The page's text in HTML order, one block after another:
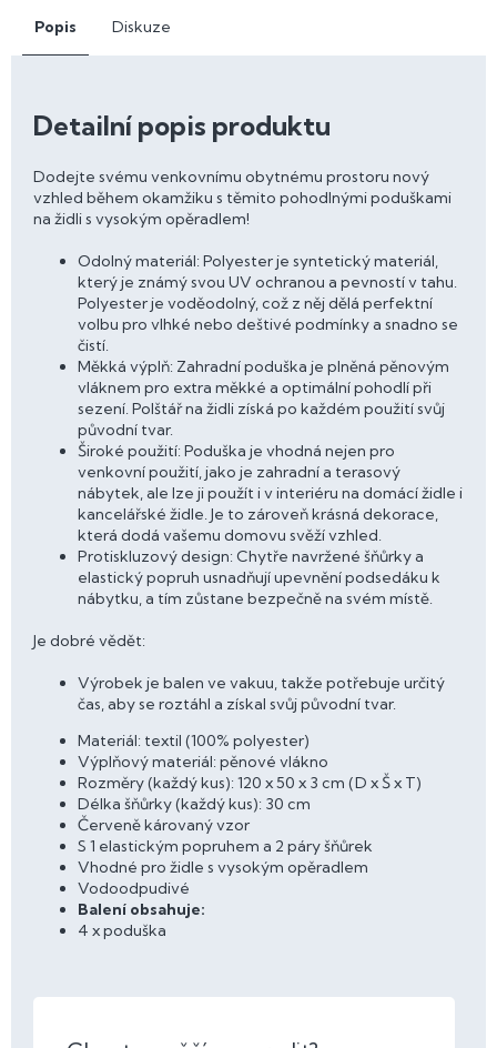
Popis Diskuze
Detailní popis produktu
Dodejte svému venkovnímu obytnému prostoru nový
vzhled během okamžiku s těmito pohodlnými poduškami
na židli s vysokým opěradlem!
Odolný materiál: Polyester je syntetický materiál,
který je známý svou UV ochranou a pevností v tahu.
Polyester je voděodolný, což z něj dělá perfektní
volbu pro vlhké nebo deštivé podmínky a snadno se
čistí.
Měkká výplň: Zahradní poduška je plněná pěnovým
vláknem pro extra měkké a optimální pohodlí při
sezení. Polštář na židli získá po každém použití svůj
původní tvar.
Široké použití: Poduška je vhodná nejen pro
venkovní použití, jako je zahradní a terasový
nábytek, ale lze ji použít i v interiéru na domácí židle i
kancelářské židle. Je to zároveň krásná dekorace,
která dodá vašemu domovu svěží vzhled.
Protiskluzový design: Chytře navržené šňůrky a
elastický popruh usnadňují upevnění podsedáku k
nábytku, a tím zůstane bezpečně na svém místě.
Je dobré vědět:
Výrobek je balen ve vakuu, takže potřebuje určitý
čas, aby se roztáhl a získal svůj původní tvar.
Materiál: textil (100% polyester)
Výplňový materiál: pěnové vlákno
Rozměry (každý kus): 120 x 50 x 3 cm (D x Š x T)
Délka šňůrky (každý kus): 30 cm
Červeně károvaný vzor
S 1 elastickým popruhem a 2 páry šňůrek
Vhodné pro židle s vysokým opěradlem
Vodoodpudivé
Balení obsahuje:
4 x poduška